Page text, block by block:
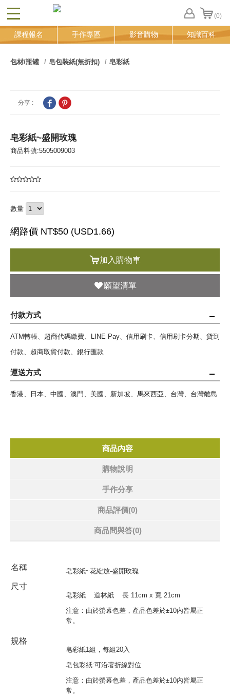
CLOSE (0)
FB
登
課程報名 手作專區 影音購物 知識百科
包材/瓶罐 皂包裝紙(無折扣) 皂彩紙
分享 :
皂彩紙~盛開玫瑰
商品料號:5505009003
數量
網路價 NT$50 (USD1.66)
加入購物車
願望清單
付款方式
ATM轉帳、超商代碼繳費、LINE Pay、信用刷卡、信用刷卡分期、貨到
付款、超商取貨付款、銀行匯款
運送方式
香港、日本、中國、澳門、美國、新加坡、馬來西亞、台灣、台灣離島
商品內容
購物說明
手作分享
商品評價(0)
商品問與答(0)
名稱 皂彩紙~花綻放-盛開玫瑰
尺寸
皂彩紙 道林紙 長 11cm x 寬 21cm
注意：由於螢幕色差，產品色差於±10內皆屬正
常。
規格
皂彩紙1組，每組20入
皂包彩紙:可沿著折線對位
注意：由於螢幕色差，產品色差於±10內皆屬正
常。